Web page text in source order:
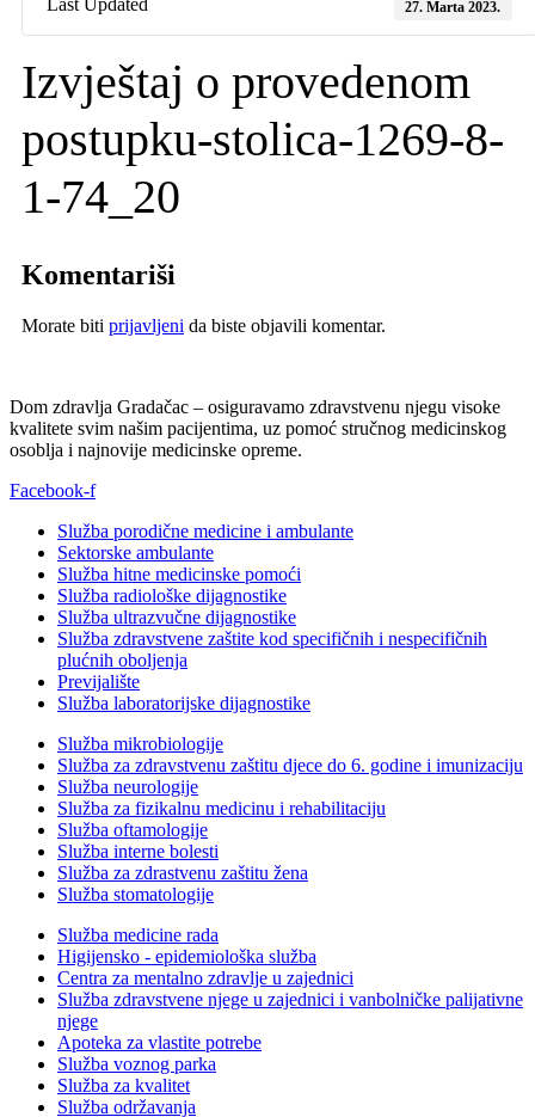
Last Updated 27. Marta 2023.
Izvještaj o provedenom
postupku-stolica-1269-8-
1-74_20
Komentariši
Morate biti prijavljeni da biste objavili komentar.
Dom zdravlja Gradačac – osiguravamo zdravstvenu njegu visoke
kvalitete svim našim pacijentima, uz pomoć stručnog medicinskog
osoblja i najnovije medicinske opreme.
Facebook-f
Služba porodične medicine i ambulante
Sektorske ambulante
Služba hitne medicinske pomoći
Služba radiološke dijagnostike
Služba ultrazvučne dijagnostike
Služba zdravstvene zaštite kod specifičnih i nespecifičnih
plućnih oboljenja
Previjalište
Služba laboratorijske dijagnostike
Služba mikrobiologije
Služba za zdravstvenu zaštitu djece do 6. godine i imunizaciju
Služba neurologije
Služba za fizikalnu medicinu i rehabilitaciju
Služba oftamologije
Služba interne bolesti
Služba za zdrastvenu zaštitu žena
Služba stomatologije
Služba medicine rada
Higijensko - epidemiološka služba
Centra za mentalno zdravlje u zajednici
Služba zdravstvene njege u zajednici i vanbolničke palijativne
njege
Apoteka za vlastite potrebe
Služba voznog parka
Služba za kvalitet
Služba održavanja